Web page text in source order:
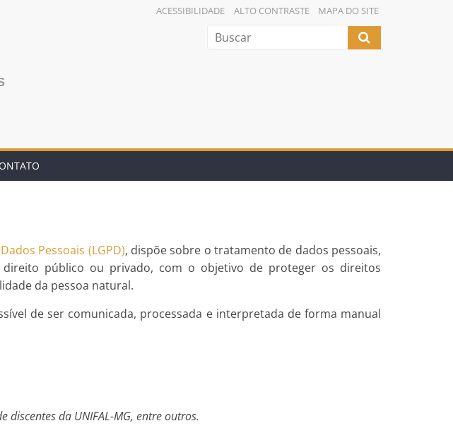
ACESSIBILIDADE ALTO CONTRASTE MAPA DO SITE
Pessoais (LGPD), dispõe sobre o tratamento de dados pessoais,
público ou privado, com o objetivo de proteger os direitos
da pessoa natural.
de ser comunicada, processada e interpretada de forma manual
discentes da UNIFAL-MG, entre outros.